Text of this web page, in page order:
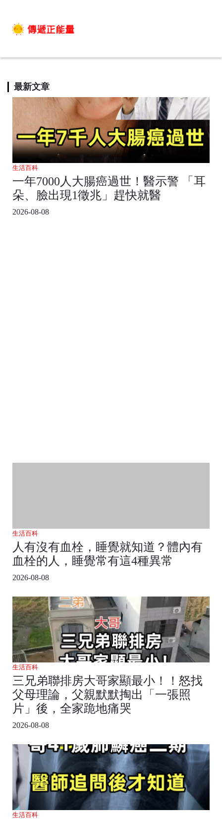
最新文章
生活百科
一年7000人大腸癌過世！醫示警 「耳
朵、臉出現1徵兆」趕快就醫
2026-08-08
生活百科
人有沒有血栓，睡覺就知道？體內有
血栓的人，睡覺常有這4種異常
2026-08-08
生活百科
三兄弟聯排房大哥家顯最小！！怒找
父母理論，父親默默掏出「一張照
片」後，全家跪地痛哭
2026-08-08
生活百科